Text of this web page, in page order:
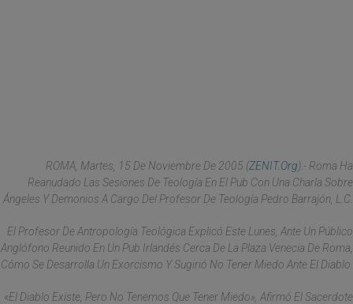
ROMA, Martes, 15 De Noviembre De 2005 (ZENIT.org).- Roma Ha
Reanudado Las Sesiones De Teología En El Pub Con Una Charla Sobre
Ángeles Y Demonios A Cargo Del Profesor De Teología Pedro Barrajón, L.C.
El Profesor De Antropología Teológica Explicó Este Lunes, Ante Un Público
Anglófono Reunido En Un Pub Irlandés Cerca De La Plaza Venecia De Roma,
Cómo Se Desarrolla Un Exorcismo Y Sugirió No Tener Miedo Ante El Diablo.
«El Diablo Existe, Pero No Tenemos Que Tener Miedo», Afirmó El Sacerdote